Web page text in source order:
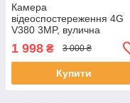
Камера
відеоспостереження 4G
V380 3MP, вулична
поворотна з підтримкою
нічного бачення P32
1 998 ₴ 3 000 ₴
Купити